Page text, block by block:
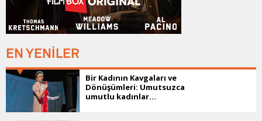
EN YENİLER
Bir Kadının Kavgaları ve
Dönüşümleri: Umutsuzca
umutlu kadınlar...